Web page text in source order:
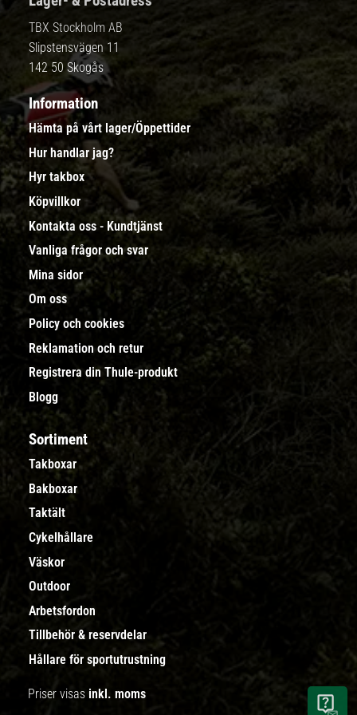
TBX Stockholm AB
Slipstensvägen 11
142 50 Skogås
Information
Hämta på vårt lager/Öppettider
Hur handlar jag?
Hyr takbox
Köpvillkor
Kontakta oss - Kundtjänst
Vanliga frågor och svar
Mina sidor
Om oss
Policy och cookies
Reklamation och retur
Registrera din Thule-produkt
Blogg
Sortiment
Takboxar
Bakboxar
Taktält
Cykelhållare
Väskor
Outdoor
Arbetsfordon
Tillbehör & reservdelar
Hållare för sportutrustning
Priser visas inkl. moms